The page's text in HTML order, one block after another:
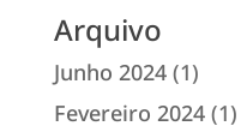
Arquivo
Junho 2024(1)
Fevereiro 2024(1)